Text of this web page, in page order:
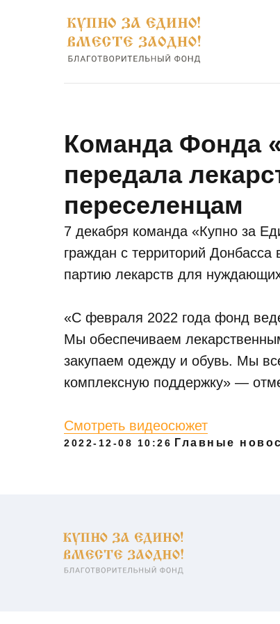
Команда Фонда
передала
переселенцам
7 декабря команда «Купно за
граждан с территорий
партию лекарств для
«С февраля 2022 года фонд
Мы обеспечиваем
закупаем одежду и обувь. Мы
комплексную поддержку» —
Смотреть видеосюжет
2022-12-08 10:26 Главные